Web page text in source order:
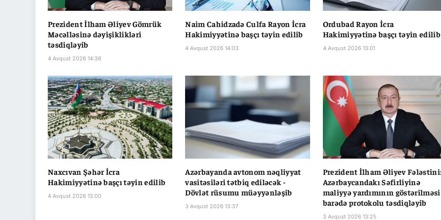
Prezident İlham Əliyev Gömrük
Məcəlləsinə dəyişiklikləri
təsdiqləyib
4 Avqust 2026 14:36
Naim Cahidzadə Culfa Rayon İcra
Hakimiyyətinə başçı təyin edilib
4 Avqust 2026 14:03
Ordubad Rayon İcra
Hakimiyyətinə başçı təyin edilib
4 Avqust 2026 13:01
Naxcıvan Şəhər İcra
Hakimiyyətinə başçı təyin edilib
4 Avqust 2026 13:00
Azərbayanda avtonom nəqliyyat
vasitəsiləri tətbiq ediləcək -
Dövlət rüsumu müəyyənləşib
3 Avqust 2026 13:37
Prezident İlham Əliyev
Azərbaycandakı Səfirliyinə
maliyyə yardımının göstərilməsi
barədə protokolu təsdiqləyib
3 Avqust 2026 13:25